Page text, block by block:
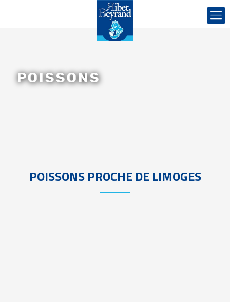
POISSONS
POISSONS PROCHE DE LIMOGES